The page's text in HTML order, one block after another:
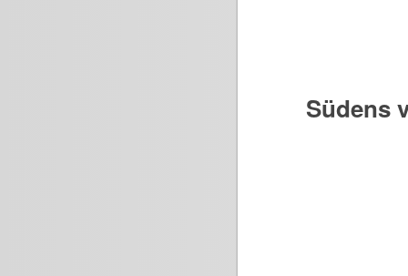
Südens